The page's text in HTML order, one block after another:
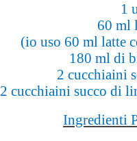
1
60 ml
(io uso 60 ml latte
180 ml di
2 cucchiaini
2 cucchiaini succo di
Ingredienti